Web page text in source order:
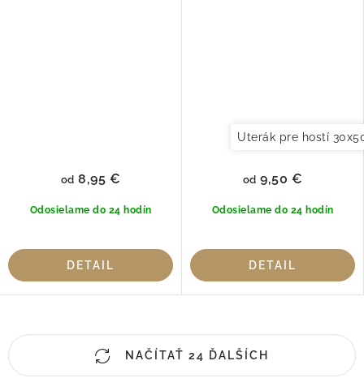
Odosielame do 24 hodín
od 8,95 €
DETAIL
Uterák pre hostí
Odosielame do 24 hodín
od 9,50 €
DETAIL
O
v
NAČÍTAŤ 24 ĎALŠÍCH